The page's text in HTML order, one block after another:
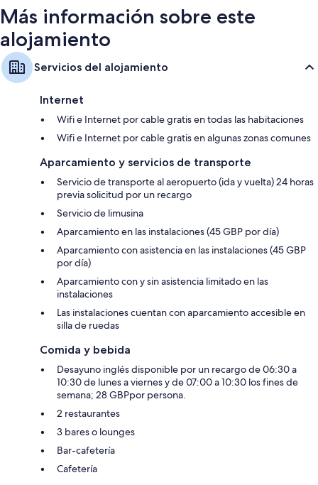
Más información sobre este
alojamiento
Servicios del alojamiento
Internet
Wifi e Internet por cable gratis en todas las habitaciones
Wifi e Internet por cable gratis en algunas zonas comunes
Aparcamiento y servicios de transporte
Servicio de transporte al aeropuerto (ida y vuelta) 24 horas
previa solicitud por un recargo
Servicio de limusina
Aparcamiento en las instalaciones (45 GBP por día)
Aparcamiento con asistencia en las instalaciones (45 GBP
por día)
Aparcamiento con y sin asistencia limitado en las
instalaciones
Las instalaciones cuentan con aparcamiento accesible en
silla de ruedas
Comida y bebida
Desayuno inglés disponible por un recargo de 06:30 a
10:30 de lunes a viernes y de 07:00 a 10:30 los fines de
semana; 28 GBPpor persona.
2 restaurantes
3 bares o lounges
Bar-cafetería
Cafetería